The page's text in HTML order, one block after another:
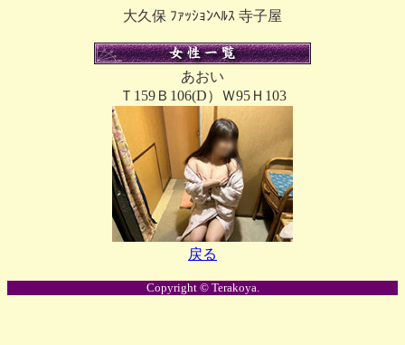
大久保 ﾌｧｯｼｮﾝﾍﾙｽ 寺子屋
あおい
Ｔ159Ｂ106(D）Ｗ95Ｈ103
戻る
Copyright © Terakoya.